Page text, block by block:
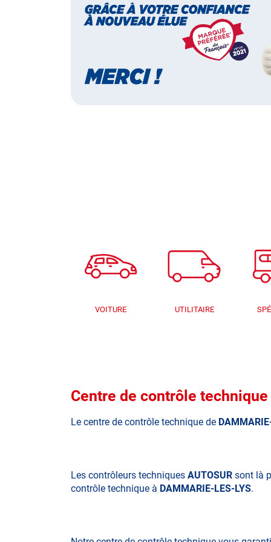
VOITURE UTILITAIRE
Centre de contrôle technique
Le centre de contrôle technique de
Les contrôleurs techniques AUTOSUR sont là
contrôle technique à DAMMARIE-LES-LYS.